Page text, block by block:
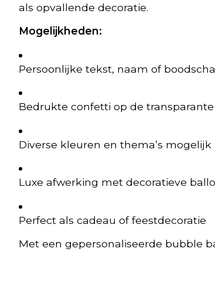
als opvallende decoratie.
Mogelijkheden:
Persoonlijke tekst, naam of
Bedrukte confetti op de
Diverse kleuren en thema’s mogelijk
Luxe afwerking met decoratieve
Perfect als cadeau of feestdecoratie
Met een gepersonaliseerde bubble